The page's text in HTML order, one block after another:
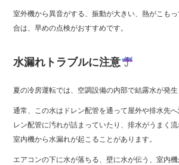
室外機から異音がする、振動が大きい、熱がこも
合は、早めの点検がおすすめです。
水漏れトラブルに注意
夏の冷房運転では、空調設備の内部で結露水が発生
通常、この水はドレン配管を通って屋外や排水先
レン配管に汚れが詰まっていたり、排水がうまく流
室内機から水漏れが起こることがあります。
エアコンの下に水が落ちる、壁に水が伝う、室内